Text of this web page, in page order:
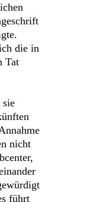
die in
Tat
sie
nicht
führt